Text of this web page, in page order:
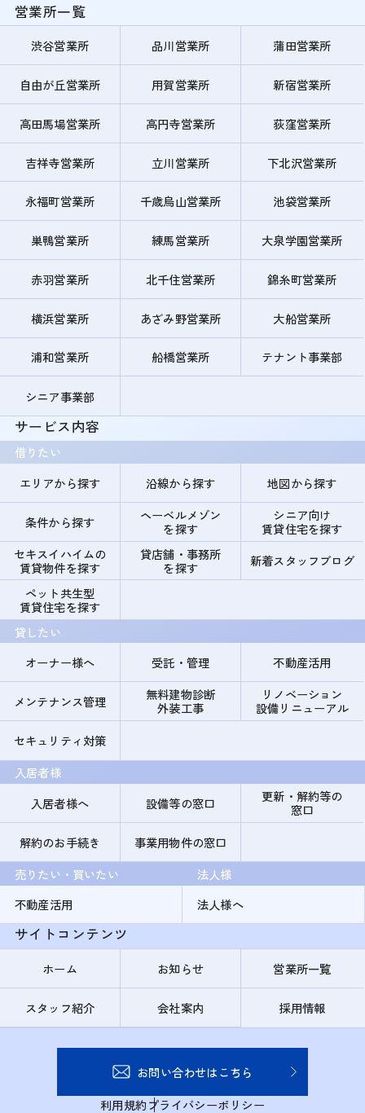
営業所一覧
渋谷営業所 品川営業所 蒲田営業所
自由が丘営業所 用賀営業所 新宿営業所
高田馬場営業所 高円寺営業所 荻窪営業所
吉祥寺営業所 立川営業所 下北沢営業所
永福町営業所 千歳烏山営業所 池袋営業所
巣鴨営業所 練馬営業所 大泉学園営業所
赤羽営業所 北千住営業所 錦糸町営業所
横浜営業所 あざみ野営業所 大船営業所
浦和営業所 船橋営業所 テナント事業部
シニア事業部
サービス内容
借りたい
エリアから探す
沿線から探す 地図から探す
条件から探す
ヘーベルメゾン
を探す
シニア向け
賃貸住宅を探す
セキスイハイムの
賃貸物件を探す
貸店舗・事務所
を探す
新着スタッフブログ
ペット共生型
賃貸住宅を探す
貸したい
オーナー様へ
受託・管理 不動産活用
メンテナンス管理
無料建物診断
外装工事
リノベーション
設備リニューアル
セキュリティ対策
入居者様
入居者様へ
設備等の窓口
更新・解約等の
窓口
解約のお手続き
事業用物件の窓口
売りたい・買いたい
不動産活用
法人様
法人様へ
サイトコンテンツ
ホーム お知らせ 営業所一覧
スタッフ紹介 会社案内 採用情報
お問い合わせはこちら
利用規約プライバシーポリシー